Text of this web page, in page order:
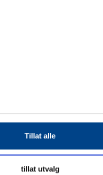
Tillat alle
tillat utvalg